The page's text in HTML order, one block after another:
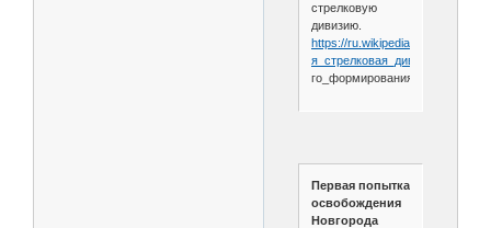
стрелковую
дивизию.
https://ru.wikipedia.org/wiki/237-
я_стрелковая_дивизия_
го_формирования)
Первая попытка
освобождения
Новгорода